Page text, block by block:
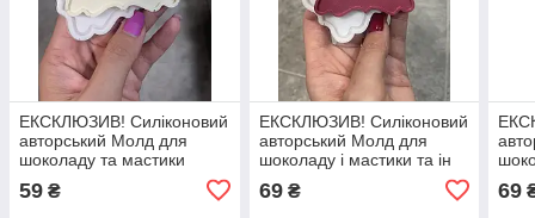
ЕКСКЛЮЗИВ! Силіконовий
авторський Молд для
шоколаду та мастики
вчителю"
59 ₴
ЕКСКЛЮЗИВ! Силіконовий
авторський Молд для
шоколаду і мастики та ін
69₴ 69